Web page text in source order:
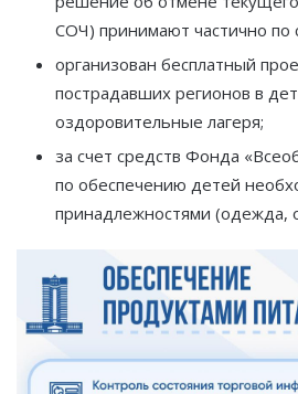
СОЧ) принимают частично по
организован бесплатный
пострадавших регионов в
оздоровительные лагеря;
за счет средств Фонда
по обеспечению детей
принадлежностями (одежда,